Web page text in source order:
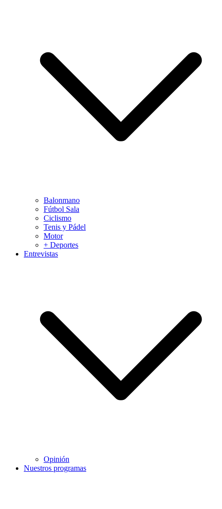
Balonmano
Fútbol Sala
Ciclismo
Tenis y Pádel
Motor
+ Deportes
Entrevistas
Opinión
Nuestros programas